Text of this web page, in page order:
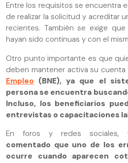
Entre los requisitos se encuentra
de realizar la solicitud y acreditar
recientes. También se exige
hayan sido continuas y con el
Otro punto importante es que
deben mantener activa su cuenta
Empleo (BNE), ya que el
persona se encuentra
Incluso, los beneficiarios
entrevistas o capacitaciones
En foros y redes sociales,
comentado que uno de los
ocurre cuando aparecen